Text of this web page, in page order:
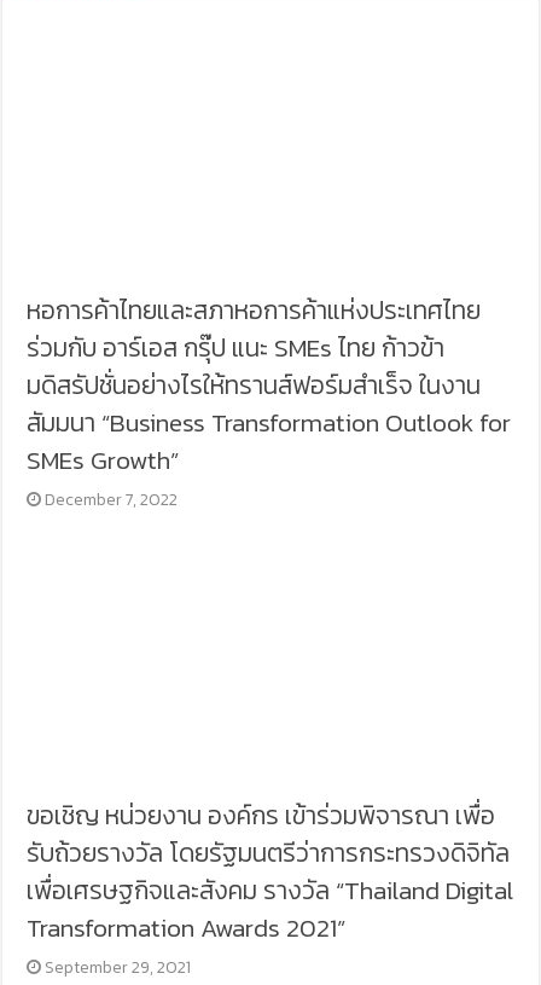
หอการค้าไทยและสภาหอการค้าแห่งประเทศไทย
ร่วมกับ อาร์เอส กรุ๊ป แนะ SMEs ไทย ก้าวข้า
มดิสรัปชั่นอย่างไรให้ทรานส์ฟอร์มสำเร็จ ในงาน
สัมมนา “Business Transformation Outlook for
SMEs Growth”
December 7, 2022
ขอเชิญ หน่วยงาน องค์กร เข้าร่วมพิจารณา เพื่อ
รับถ้วยรางวัล โดยรัฐมนตรีว่าการกระทรวงดิจิทัล
เพื่อเศรษฐกิจและสังคม รางวัล “Thailand Digital
Transformation Awards 2021”
September 29, 2021